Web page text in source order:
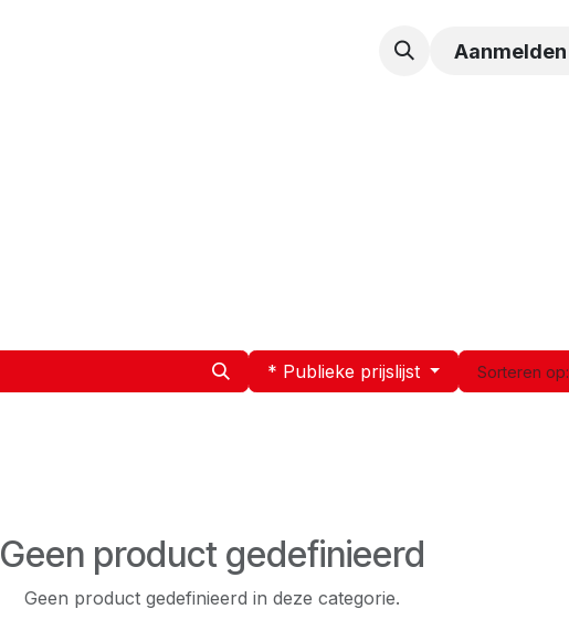
Vacatures Contact
Aanmelden
* Publieke prijslijst Sorteren op:
Geen product gedefinieerd
Geen product gedefinieerd in deze categorie.